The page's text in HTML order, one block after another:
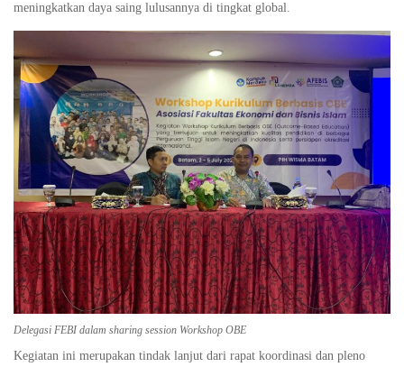
meningkatkan daya saing lulusannya di tingkat global.
Delegasi FEBI dalam sharing session Workshop OBE
Kegiatan ini merupakan tindak lanjut dari rapat koordinasi dan pleno